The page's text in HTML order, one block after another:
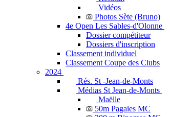
Vidéos
Photos Sète (Bruno)
4e Open Les Sables-d'Olonne
Dossier compétiteur
Dossiers d'inscription
Classement individuel
Classement Coupe des Clubs
2024
Rés. St -Jean-de-Monts
Médias St Jean-de-Monts
Maëlle
50m Pagaies MC